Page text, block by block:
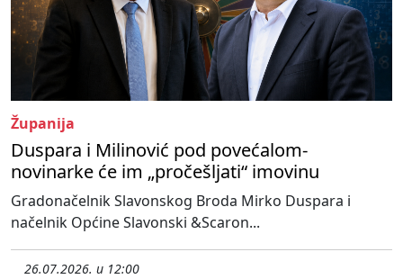
Županija
Duspara i Milinović pod povećalom-
novinarke će im „pročešljati“ imovinu
Gradonačelnik Slavonskog Broda Mirko Duspara i
načelnik Općine Slavonski &Scaron...
26.07.2026. u 12:00